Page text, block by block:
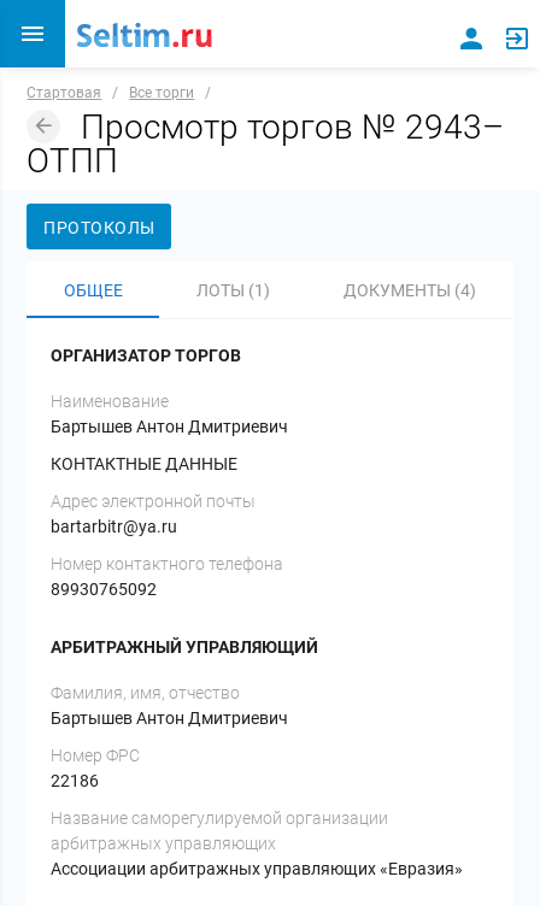
Стартовая / Все торги /
Просмотр торгов № 2943–
ОТПП
ПРОТОКОЛЫ
ОБЩЕЕ ЛОТЫ (1) ДОКУМЕНТЫ (4)
ОРГАНИЗАТОР ТОРГОВ
Наименование
Бартышев Антон Дмитриевич
КОНТАКТНЫЕ ДАННЫЕ
Адрес электронной почты
bartarbitr@ya.ru
Номер контактного телефона
89930765092
АРБИТРАЖНЫЙ УПРАВЛЯЮЩИЙ
Фамилия, имя, отчество
Бартышев Антон Дмитриевич
Номер ФРС
22186
Название саморегулируемой организации
арбитражных управляющих
Ассоциации арбитражных управляющих «Евразия»